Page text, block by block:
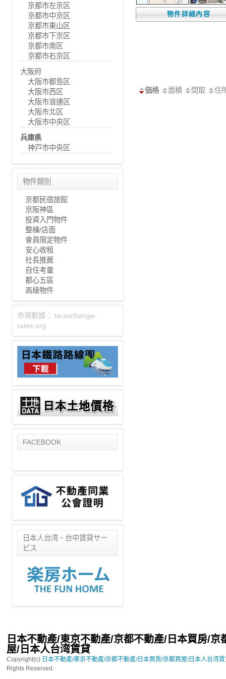
物件詳細內容
価格 面積 間取 住
京都市左京区
京都市中京区
京都市東山区
京都市下京区
京都市南区
京都市右京区
大阪府
大阪市都島区
大阪市西区
大阪市浪速区
大阪市北区
大阪市中央区
兵庫県
神戸市中央区
物件類別
京都民宿旅館
京阪神區
投資入門物件
整棟/店面
會員限定物件
安心收租
社長推薦
自住考量
都心五區
高級物件
市場數據： tw.exchange-
rates.org
FACEBOOK
日本人台湾、台中賃貸サー
ビス
日本不動產/東京不動產/京都不動產/日本買房/京
屋/日本人台湾賃貸
Copyright(c) 日本不動產/東京不動產/京都不動產/日本買房/京都買屋/日本人台湾
Rights Reserved.